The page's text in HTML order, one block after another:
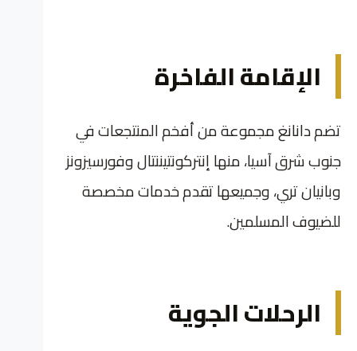
الإقامة الفاخرة
تضم دانانغ مجموعة من أفخم المنتجعات في
جنوب شرق آسيا، منها إنتركونتيننتال وفورسيزونز
وبانيان تري، وجميعها تقدم خدمات مخصصة
للضيوف المسلمين.
الرحلات الجوية